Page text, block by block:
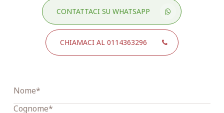
CONTATTACI SU WHATSAPP
CHIAMACI AL 0114363296